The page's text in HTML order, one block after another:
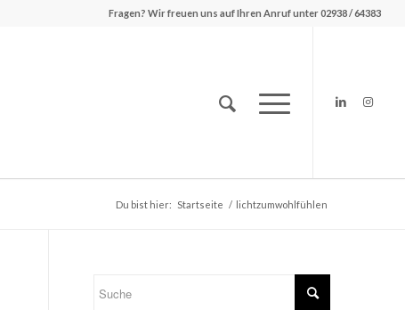
Fragen? Wir freuen uns auf Ihren Anruf unter 02938 / 64383
Du bist hier: Startseite / lichtzumwohlfühlen